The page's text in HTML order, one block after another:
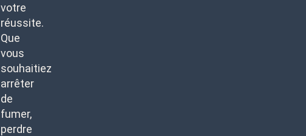
votre
réussite.
Que
vous
souhaitiez
arrêter
de
fumer,
perdre